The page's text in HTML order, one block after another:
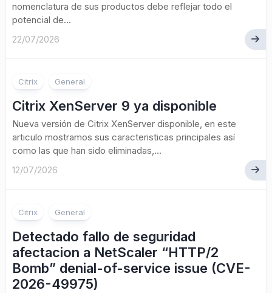
nomenclatura de sus productos debe reflejar todo el
potencial de...
22/07/2026
Citrix General
Citrix XenServer 9 ya disponible
Nueva versión de Citrix XenServer disponible, en este
articulo mostramos sus caracteristicas principales así
como las que han sido eliminadas,...
12/07/2026
Citrix General
Detectado fallo de seguridad
afectacion a NetScaler “HTTP/2
Bomb” denial-of-service issue (CVE-
2026-49975)